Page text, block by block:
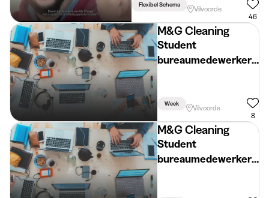
Flexibel Schema
Vilvoorde
46
M&G Cleaning
Student
bureaumedewerker
– telefonische
prospectie
Week
Vilvoorde
8
M&G Cleaning
Student
bureaumedewerker
– telefonische
prospectie